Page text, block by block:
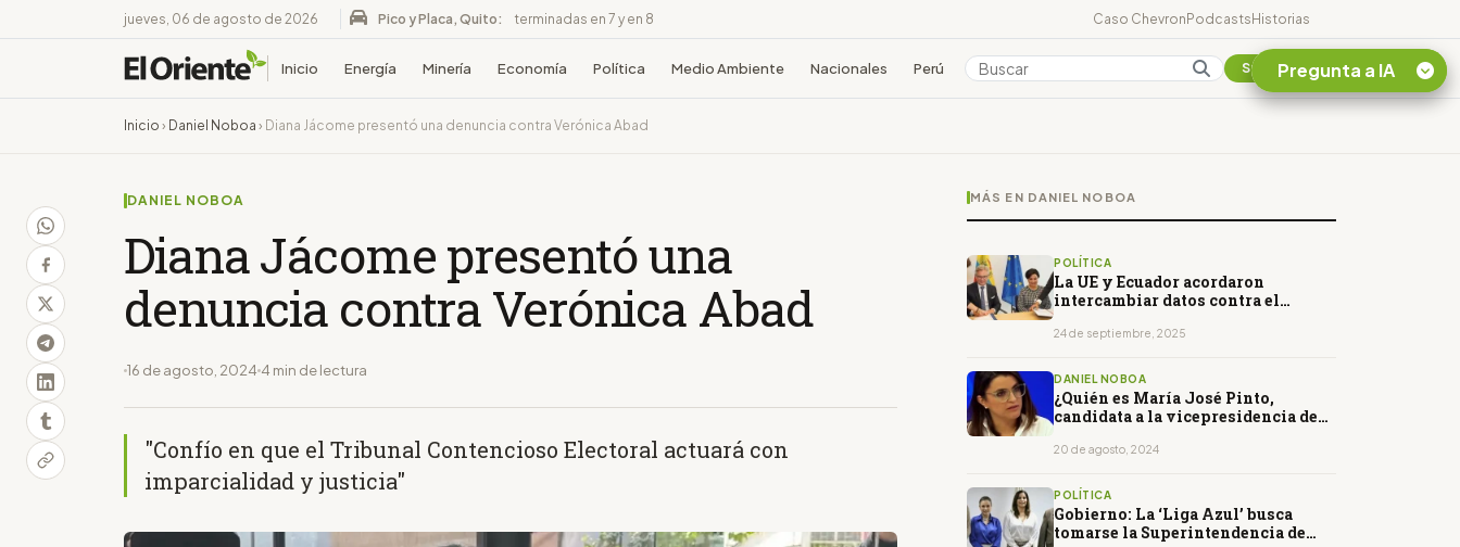
jueves, 06 de agosto de 2026 Pico y Placa, Quito: terminadas en 7 y en 8 Caso ChevronPodcastsHistorias
Inicio Energía Minería Economía Política Medio Ambiente Nacionales Perú Colombia Suscribirse
Inicio › Daniel Noboa › Diana Jácome presentó una denuncia contra Verónica Abad
DANIEL NOBOA
Diana Jácome presentó una
denuncia contra Verónica Abad
16 de agosto, 2024 4 min de lectura
"Confío en que el Tribunal Contencioso Electoral actuará con
imparcialidad y justicia"
MÁS EN DANIEL NOBOA
POLÍTICA
La UE y Ecuador acordaron
intercambiar datos contra el
24 de septiembre, 2025
DANIEL NOBOA
¿Quién es María José Pinto,
candidata a la vicepresidencia de
de Ecuador?
20 de agosto, 2024
POLÍTICA
Gobierno: La ‘Liga Azul’ busca
tomarse la Superintendencia de
Pregunta a IA
¿En que consiste la